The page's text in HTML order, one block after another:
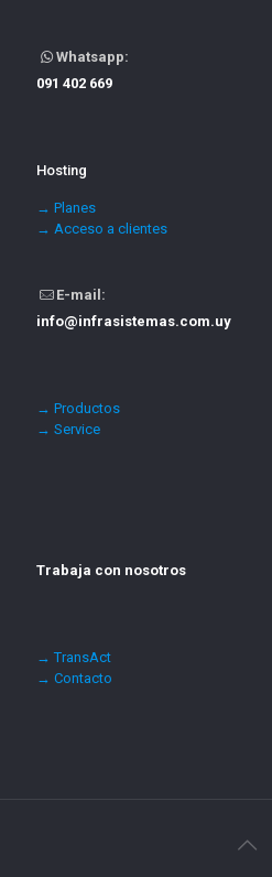
Whatsapp:
091 402 669
Hosting
→ Planes
→ Acceso a clientes
E-mail:
info@infrasistemas.com.uy
→ Productos
→ Service
Trabaja con nosotros
→ TransAct
→ Contacto